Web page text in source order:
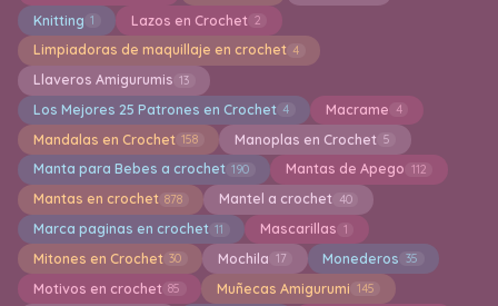
Knitting 1 Lazos en Crochet 2
Limpiadoras de maquillaje en crochet 4
Llaveros Amigurumis 13
Los Mejores 25 Patrones en Crochet 4 Macrame 4
Mandalas en Crochet 158 Manoplas en Crochet 5
Manta para Bebes a crochet 190 Mantas de Apego 112
Mantas en crochet 878 Mantel a crochet 40
Marca paginas en crochet 11 Mascarillas 1
Mitones en Crochet 30 Mochila 17 Monederos 35
Motivos en crochet 85 Muñecas Amigurumi 145